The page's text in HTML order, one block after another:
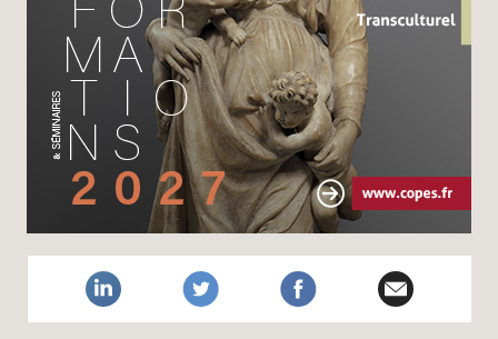
Mon compte